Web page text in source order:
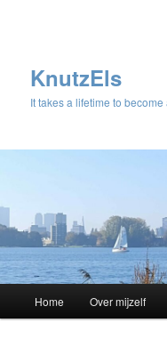
KnutzEls
It takes a lifetime to
Skip
Home Over mijzelf